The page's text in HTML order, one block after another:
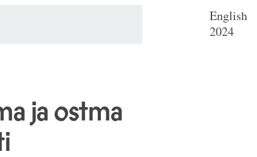
English
2024
ja ostma